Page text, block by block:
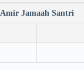
Amir Jamaah Santri